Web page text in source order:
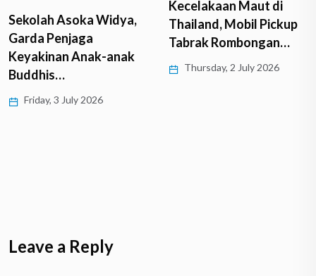
Sekolah Asoka Widya,
Garda Penjaga
Keyakinan Anak-anak
Buddhis…
Friday, 3 July 2026
Kecelakaan Maut di
Thailand, Mobil Pickup
Tabrak Rombongan…
Thursday, 2 July 2026
Leave a Reply